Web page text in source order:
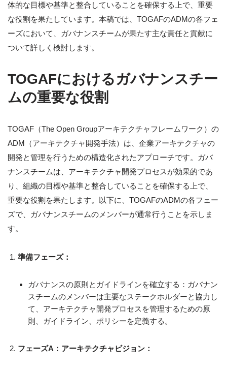
体的な目標や基準と整合していることを確保する上で、重要
な役割を果たしています。本稿では、TOGAFのADMの各フェ
ーズにおいて、ガバナンスチームが果たす主な責任と貢献に
ついて詳しく検討します。
TOGAFにおけるガバナンスチー
ムの重要な役割
TOGAF（The Open Groupアーキテクチャフレームワーク）の
ADM（アーキテクチャ開発手法）は、企業アーキテクチャの
開発と管理を行うための構造化されたアプローチです。ガバ
ナンスチームは、アーキテクチャ開発プロセスが効果的であ
り、組織の目標や基準と整合していることを確保する上で、
重要な役割を果たします。以下に、TOGAFのADMの各フェー
ズで、ガバナンスチームのメンバーが通常行うことを示しま
す。
準備フェーズ：
ガバナンスの原則とガイドラインを確立する：ガバナン
スチームのメンバーは主要なステークホルダーと協力し
て、アーキテクチャ開発プロセスを管理するための原
則、ガイドライン、ポリシーを定義する。
フェーズA：アーキテクチャビジョン：